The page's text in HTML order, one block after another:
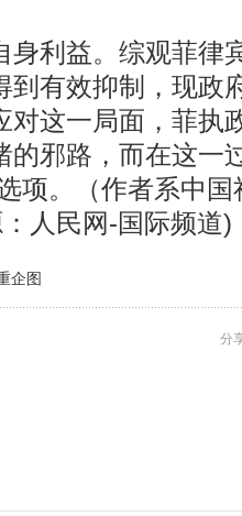
利益。综观菲律
到有效抑制，现政
对这一局面，菲执
邪路，而在这一
项。（作者系中
人民网-国际频道)
企图
分